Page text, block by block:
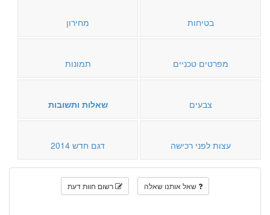
בטיחות מחירון
מפרטים טכניים תמונות
צבעים שאלות ותשובות
עצות לפני רכישה דגם חדש 2014
שאל אותנו שאלה רשום חוות דעת